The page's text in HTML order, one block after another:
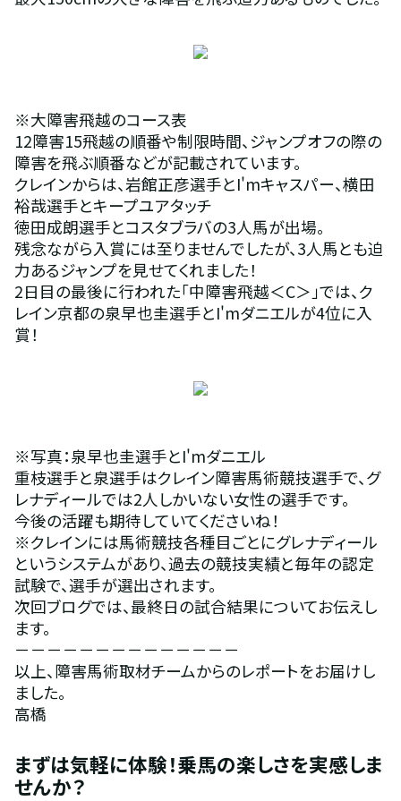
※大障害飛越のコース表
12障害15飛越の順番や制限時間、ジャンプオフの際の
障害を飛ぶ順番などが記載されています。
クレインからは、岩館正彦選手とI'mキャスパー、横田
裕哉選手とキープユアタッチ
徳田成朗選手とコスタブラバの3人馬が出場。
残念ながら入賞には至りませんでしたが、3人馬とも迫
力あるジャンプを見せてくれました！
2日目の最後に行われた「中障害飛越＜C＞」では、ク
レイン京都の泉早也圭選手とI'mダニエルが4位に入
賞！
※写真：泉早也圭選手とI'mダニエル
重枝選手と泉選手はクレイン障害馬術競技選手で、グ
レナディールでは2人しかいない女性の選手です。
今後の活躍も期待していてくださいね！
※クレインには馬術競技各種目ごとにグレナディール
というシステムがあり、過去の競技実績と毎年の認定
試験で、選手が選出されます。
次回ブログでは、最終日の試合結果についてお伝えし
ます。
－－－－－－－－－－－－－－
以上、障害馬術取材チームからのレポートをお届けし
ました。
高橋
まずは気軽に体験！乗馬の楽しさを実感しま
せんか？